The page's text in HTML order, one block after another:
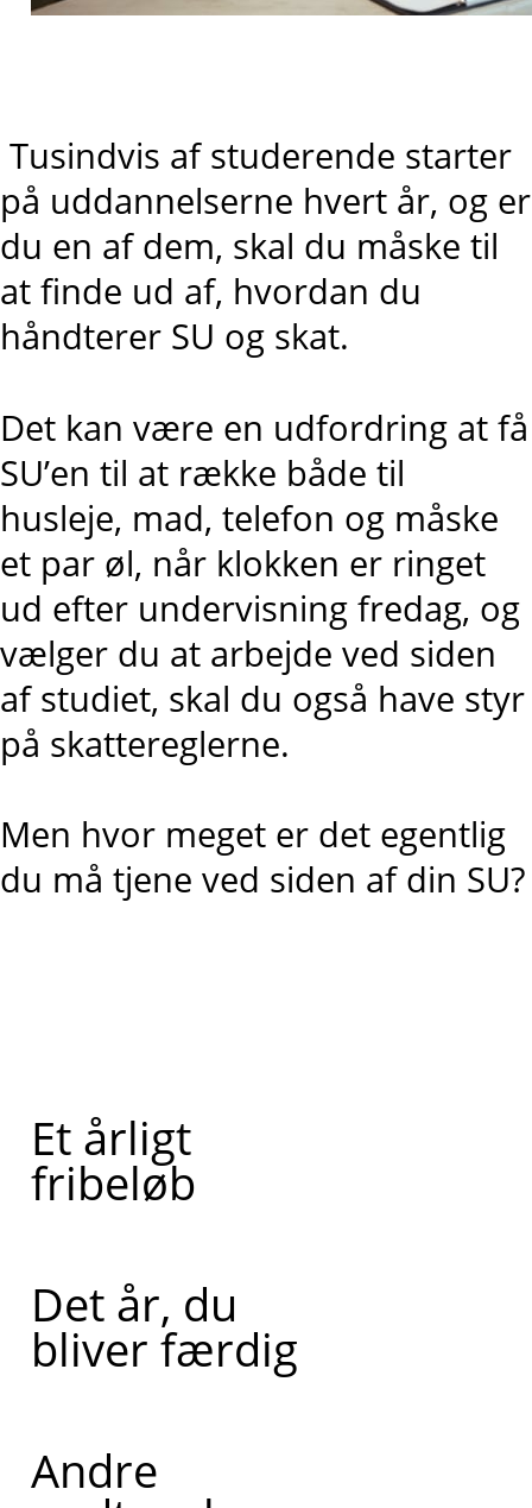
Tusindvis af studerende starter
på uddannelserne hvert år, og er
du en af dem, skal du måske til
at finde ud af, hvordan du
håndterer SU og skat.
Det kan være en udfordring at få
SU’en til at række både til
husleje, mad, telefon og måske
et par øl, når klokken er ringet
ud efter undervisning fredag, og
vælger du at arbejde ved siden
af studiet, skal du også have styr
på skattereglerne.
Men hvor meget er det egentlig
du må tjene ved siden af din SU?
Et årligt
fribeløb
Det år, du
bliver færdig
Andre